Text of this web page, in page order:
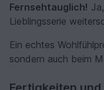
Fernsehtauglich!
Lieblingsserie
Ein echtes
sondern auch beim